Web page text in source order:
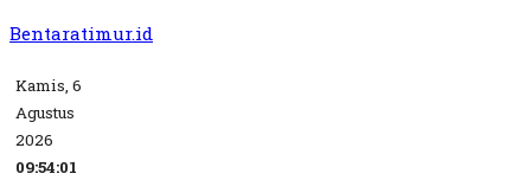
Bentaratimur.id
Kamis, 6
Agustus
2026
09:54:02